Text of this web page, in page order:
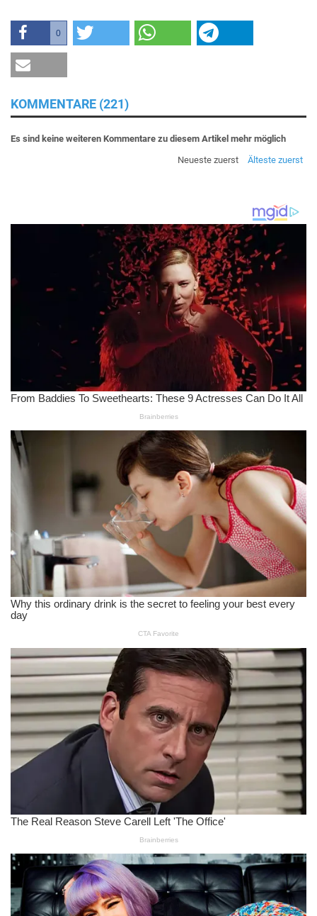
0
KOMMENTARE (221)
Es sind keine weiteren Kommentare zu diesem Artikel mehr möglich
Neueste zuerst
Älteste zuerst